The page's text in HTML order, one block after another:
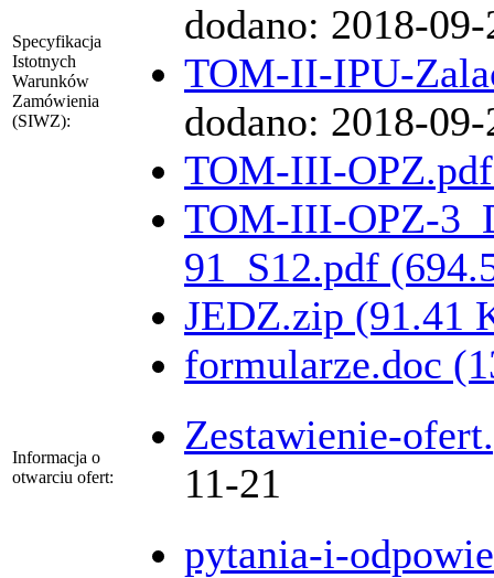
Specyfikacja
Istotnych
Warunków
Zamówienia
(SIWZ):
dodano: 2018-
TOM-II-IPU-
dodano: 2018-
TOM-III-
TOM-III-OPZ-
91_S12.pdf
JEDZ.zip (91.41
formularze.doc
Informacja o
otwarciu ofert:
Zestawienie-
11-21
pytania-i-